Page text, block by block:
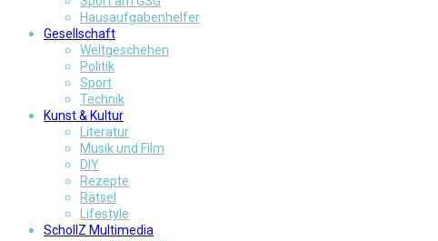
Hausaufgabenhelfer
Gesellschaft
Weltgeschehen
Politik
Sport
Technik
Kunst & Kultur
Literatur
Musik und Film
DIY
Rezepte
Rätsel
Lifestyle
SchollZ Multimedia